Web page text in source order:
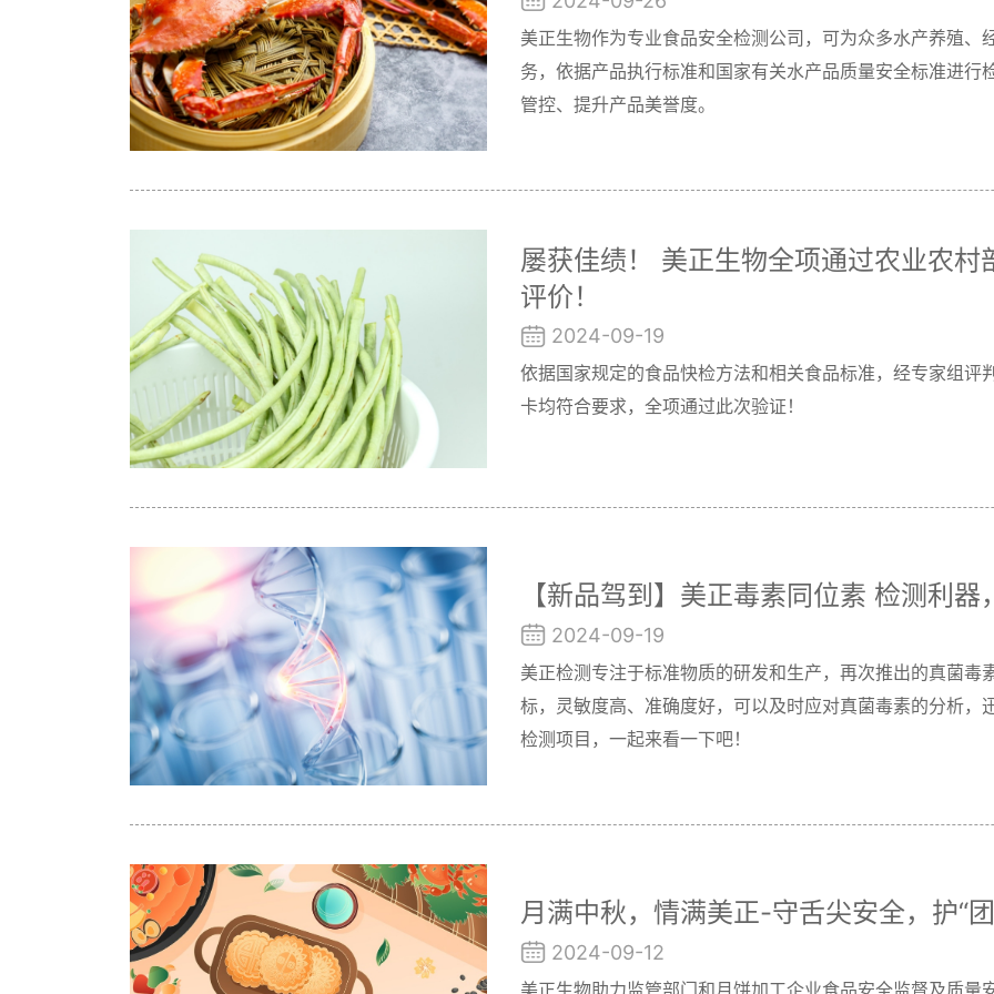
美正生物作为专业食品安全检测公司，可为众多水产养殖、
务，依据产品执行标准和国家有关水产品质量安全标准进行
管控、提升产品美誉度。
屡获佳绩！ 美正生物全项通过农业农村
评价！
2024-09-19
依据国家规定的食品快检方法和相关食品标准，经专家组评
卡均符合要求，全项通过此次验证！
【新品驾到】美正毒素同位素 检测利器
2024-09-19
美正检测专注于标准物质的研发和生产，再次推出的真菌毒
标，灵敏度高、准确度好，可以及时应对真菌毒素的分析，
检测项目，一起来看一下吧！
月满中秋，情满美正-守舌尖安全，护“
2024-09-12
美正生物助力监管部门和月饼加工企业食品安全监督及质量